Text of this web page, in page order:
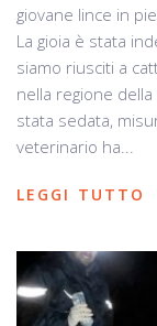
giovane lince in
La gioia è stata
siamo riusciti a
nella regione
stata sedata,
veterinario ha...
LEGGI TUTTO